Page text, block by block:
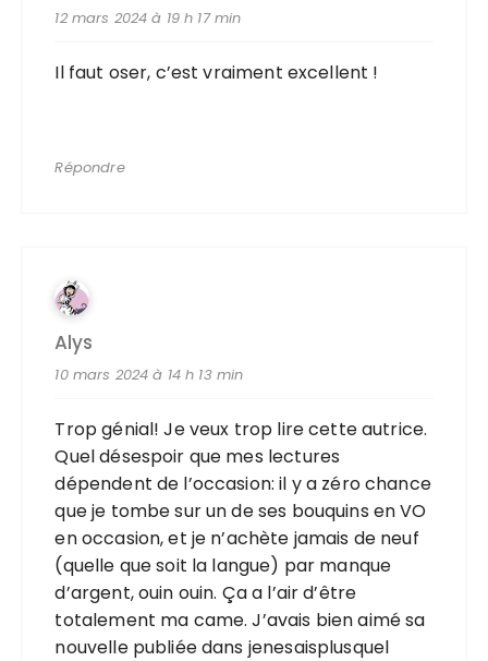
12 mars 2024 à 19 h 17 min
Il faut oser, c’est vraiment excellent !
Répondre
Alys
10 mars 2024 à 14 h 13 min
Trop génial! Je veux trop lire cette autrice.
Quel désespoir que mes lectures
dépendent de l’occasion: il y a zéro chance
que je tombe sur un de ses bouquins en VO
en occasion, et je n’achète jamais de neuf
(quelle que soit la langue) par manque
d’argent, ouin ouin. Ça a l’air d’être
totalement ma came. J’avais bien aimé sa
nouvelle publiée dans jenesaisplusquel